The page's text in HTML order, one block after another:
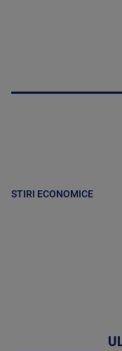
STIRI ECONOMICE